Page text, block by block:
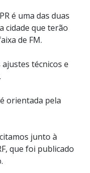
é uma das duas
cidade que terão
de FM.
técnicos e
orientada pela
junto à
que foi publicado